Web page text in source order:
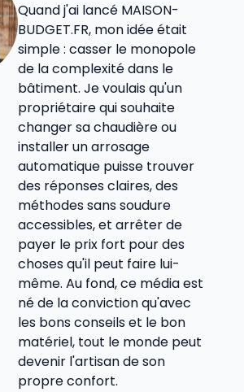
Quand j'ai lancé MAISON-
BUDGET.FR, mon idée était
simple : casser le monopole
de la complexité dans le
bâtiment. Je voulais qu'un
propriétaire qui souhaite
changer sa chaudière ou
installer un arrosage
automatique puisse trouver
des réponses claires, des
méthodes sans soudure
accessibles, et arrêter de
payer le prix fort pour des
choses qu'il peut faire lui-
même. Au fond, ce média est
né de la conviction qu'avec
les bons conseils et le bon
matériel, tout le monde peut
devenir l'artisan de son
propre confort.